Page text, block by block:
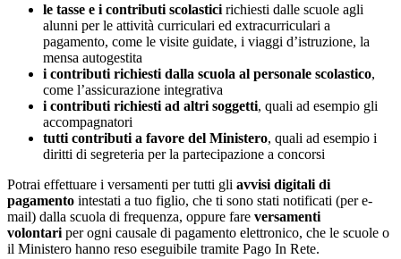
le tasse e i contributi scolastici richiesti dalle scuole agli
alunni per le attività curriculari ed extracurriculari a
pagamento, come le visite guidate, i viaggi d’istruzione, la
mensa autogestita
i contributi richiesti dalla scuola al personale scolastico,
come l’assicurazione integrativa
i contributi richiesti ad altri soggetti, quali ad esempio gli
accompagnatori
tutti contributi a favore del Ministero, quali ad esempio i
diritti di segreteria per la partecipazione a concorsi
Potrai effettuare i versamenti per tutti gli avvisi digitali di
pagamento intestati a tuo figlio, che ti sono stati notificati (per e-
mail) dalla scuola di frequenza, oppure fare versamenti
volontari per ogni causale di pagamento elettronico, che le scuole o
il Ministero hanno reso eseguibile tramite Pago In Rete.